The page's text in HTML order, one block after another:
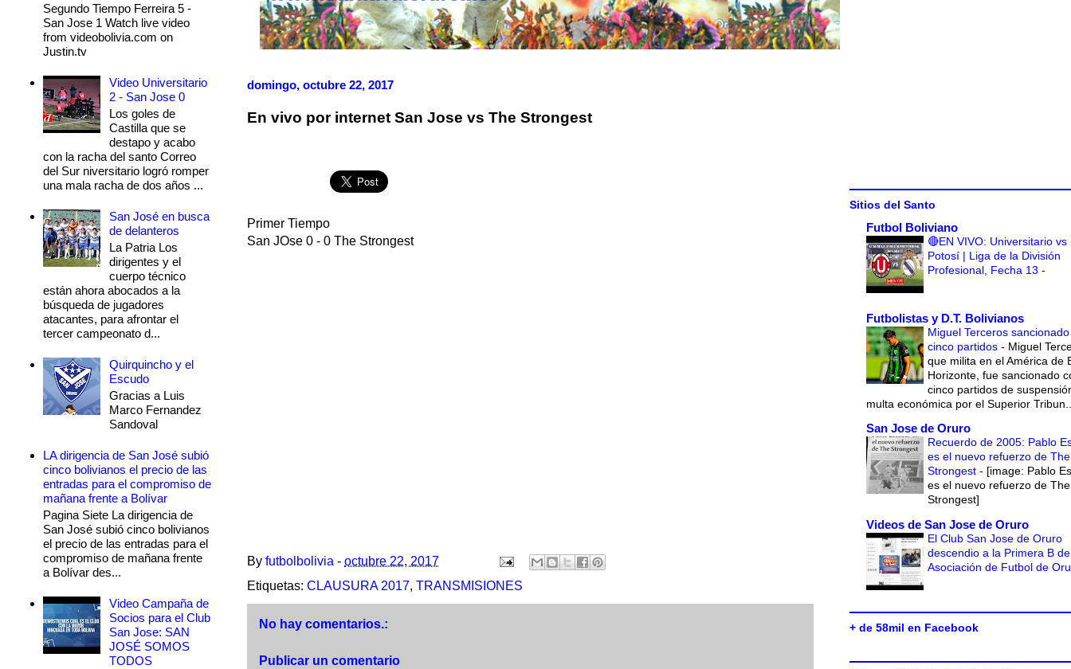
domingo, octubre 22, 2017
En vivo por internet San Jose vs The Strongest
Primer Tiempo
San JOse 0 - 0 The Strongest
By futbolbolivia - octubre 22, 2017
Etiquetas: CLAUSURA 2017, TRANSMISIONES
No hay comentarios.:
Publicar un comentario
Segundo Tiempo Ferreira 5 -
San Jose 1 Watch live video
from videobolivia.com on
Justin.tv
Video Universitario
2 - San Jose 0
Los goles de
Castilla que se
destapo y acabo
con la racha del santo Correo
del Sur niversitario logró romper
una mala racha de dos años ...
San José en busca
de delanteros
La Patria Los
dirigentes y el
cuerpo técnico
están ahora abocados a la
búsqueda de jugadores
atacantes, para afrontar el
tercer campeonato d...
Quirquincho y el
Escudo
Gracias a Luis
Marco Fernandez
Sandoval
LA dirigencia de San José subió
cinco bolivianos el precio de las
entradas para el compromiso de
mañana frente a Bolívar
Pagina Siete La dirigencia de
San José subió cinco bolivianos
el precio de las entradas para el
compromiso de mañana frente
a Bolívar des...
Video Campaña de
Socios para el Club
San Jose: SAN
JOSÉ SOMOS
TODOS
Sitios del Santo
Futbol Boliviano
🔴EN VIVO: Universitario vs
Potosí | Liga de la División
Profesional, Fecha 13 -
Futbolistas y D.T. Bolivianos
Miguel Terceros
cinco partidos - Miguel
que milita en el América de
Horizonte, fue sancionado
cinco partidos de
multa económica por el Superior
San Jose de Oruro
Recuerdo de 2005: Pablo
es el nuevo refuerzo de The
Strongest - [image: Pablo
es el nuevo refuerzo de The
Strongest]
Videos de San Jose de Oruro
El Club San Jose de Oruro
descendio a la Primera B
Asociación de Futbol de
+ de 58mil en Facebook